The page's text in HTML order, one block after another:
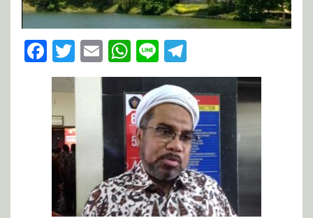
Facebook
Twitter
EmailWhatsApp
Line